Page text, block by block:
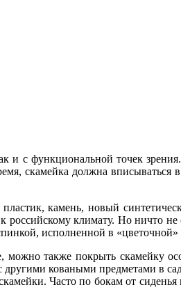
с функциональной точек
скамейка должна вписываться
камень, новый
климату. Но ничто
исполненной в «цветочной»
можно также покрыть скамейку
другими коваными предметами в
Часто по бокам от